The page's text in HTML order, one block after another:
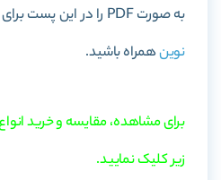
به صورت PDF را در این پست برای شما آماده کرده ایم. با
نوینهمراه باشید.
برای مشاهده، مقایسه و خرید
زیر کلیک نمایید.